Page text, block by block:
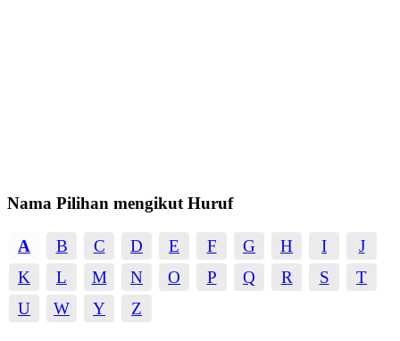
Nama Pilihan mengikut Huruf
A B C D E F G H I
J
K
L M N O P Q R S
T
U
W Y Z